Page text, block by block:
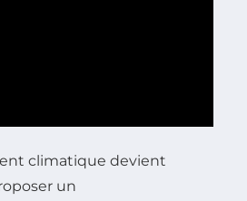
climatique devient
un